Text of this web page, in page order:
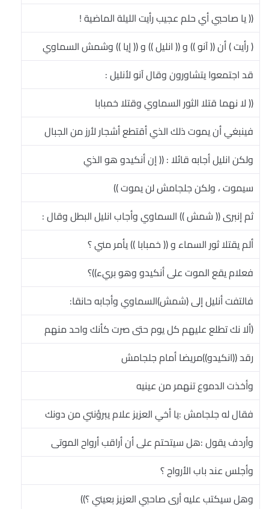
(( يا صاحبي أي حلم عجيب رأيت الليلة الماضية !
( رأيت ) أن (( آنو )) و (( انليل )) و (( إيا )) وشمش السماوي
قد اجتمعوا يتشاورون وقال آنو لأنليل :
(( لا نهما قتلا الثور السماوي وقتلا خمبابا
فينبغي أن يموت ذلك الذي أقتطع أشجار لأرز من الجبال
ولكن انليل أجابه قائلا : (( إن أنكيدو هو الذي
سيموت ، ولكن جلجامش لن يموت ))
ثم إنبرى (( شمش )) السماوي وأجاب انليل البطل وقال :
ألم يقتلا ثور السماء و (( خمبابا )) يأمر مني ؟
فعلام يقع الموت على أنكيدو وهو بريء))؟
فالتفت أنليل إلى (شمش)السماوي وأجابه حانقا:
(ألا نك تطلع عليهم كل يوم حتى صرت كأنك واحد منهم
رقد ((انكيدو))مريضا أمام جلجامش
وأخذت الدموع تنهمر من عينيه
فقال له جلجامش :يا أخي العزيز علام يبرؤنني من دونك
وأردف يقول :هل سيتحتم على أن أراقب أرواح الموتى
وأجلس عند باب الأرواح ؟
وهل سيكتب عليه أرى صاحبي العزيز بعيني ؟))